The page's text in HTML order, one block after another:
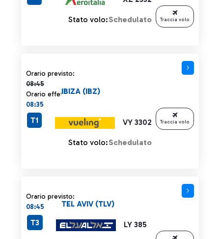
Stato volo:Schedulato Traccia volo
Orario previsto:
08:45
Orario previsto 08:45 barrato
Orario effettivo:
08:35
VY 3302
IBIZA (IBZ)
T1
Stato volo:Schedulato
Traccia volo
Orario previsto:
08:45
LY 385
TEL AVIV (TLV)
T3